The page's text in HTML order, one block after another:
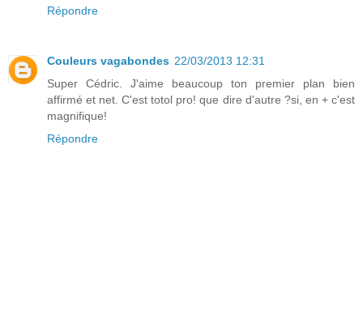
Répondre
Couleurs vagabondes 22/03/2013 12:31
Super Cédric. J'aime beaucoup ton premier plan bien
affirmé et net. C'est totol pro! que dire d'autre ?si, en + c'est
magnifique!
Répondre